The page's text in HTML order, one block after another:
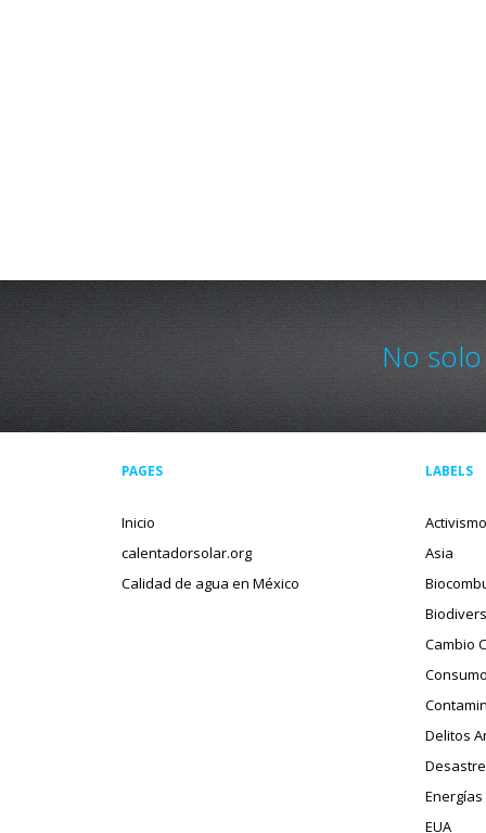
No
PAGES
Inicio
calentadorsolar.org
Calidad de agua en México
LABELS
Asia
Cambio
Delitos
EUA